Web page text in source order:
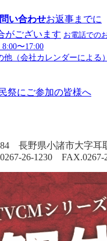
い合わせお返事までに
がございます お電話での
〜17:00
（会社カレンダーによる）
祭にご参加の皆様へ
長野県小諸市大字耳
26-1230 FAX.0267-